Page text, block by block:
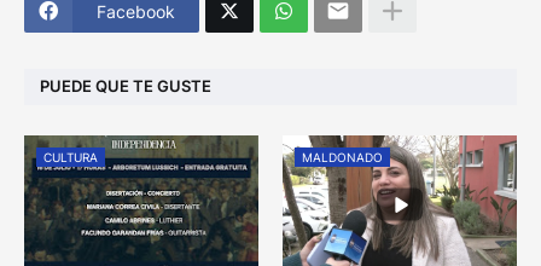
Facebook
PUEDE QUE TE GUSTE
CULTURA MALDONADO